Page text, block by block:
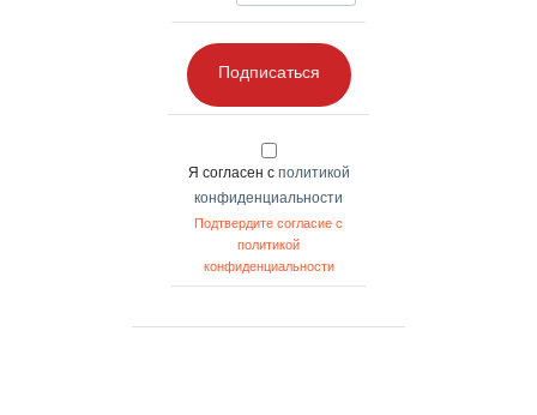
Подписаться
Я согласен с политикой
конфиденциальности
Подтвердите согласие с
политикой
конфиденциальности